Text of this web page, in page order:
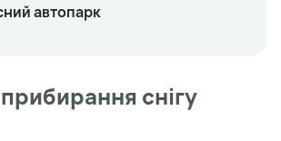
автопарк
снігу